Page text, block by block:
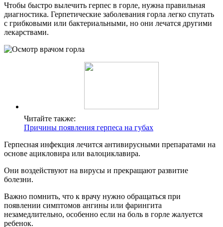
Чтобы быстро вылечить герпес в горле, нужна правильная
диагностика. Герпетические заболевания горла легко спутать
с грибковыми или бактериальными, но они лечатся другими
лекарствами.
Читайте также:
Причины появления герпеса на губах
Герпесная инфекция лечится антивирусными препаратами на
основе ацикловира или валоциклавира.
Они воздействуют на вирусы и прекращают развитие
болезни.
Важно помнить, что к врачу нужно обращаться при
появлении симптомов ангины или фарингита
незамедлительно, особенно если на боль в горле жалуется
ребенок.